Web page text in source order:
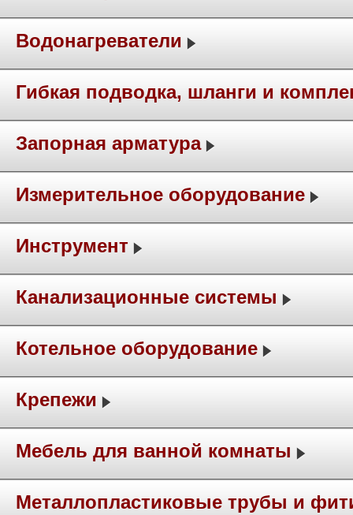
Водонагреватели
Гибкая подводка, шланги и
Запорная арматура
Измерительное оборудование
Инструмент
Канализационные системы
Котельное оборудование
Крепежи
Мебель для ванной комнаты
Металлопластиковые трубы и